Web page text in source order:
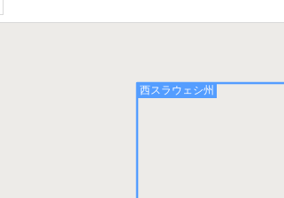
西スラウェシ州